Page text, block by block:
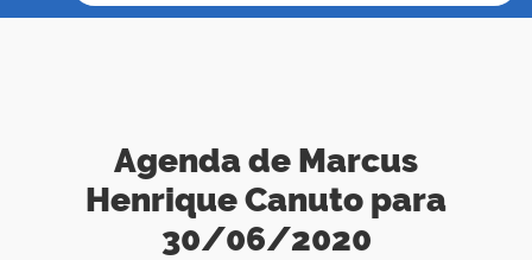
Agenda de Marcus
Henrique Canuto para
30/06/2020